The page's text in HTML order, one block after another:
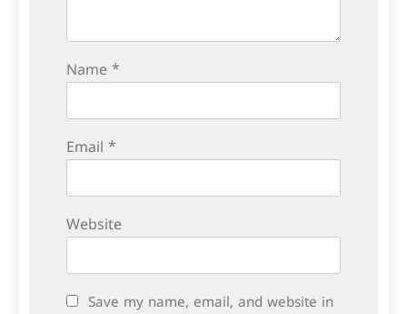
Name *
Email *
Website
Save my name, email, and website in